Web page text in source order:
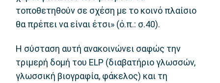
τοποθετηθούν σε σχέση με το κοινό πλαίσιο
θα πρέπει να είναι έτσι» (ό.π.: σ.40).
Η σύσταση αυτή ανακοινώνει σαφώς την
τριμερή δομή του ELP (διαβατήριο γλωσσών,
γλωσσική βιογραφία, φάκελος) και τη